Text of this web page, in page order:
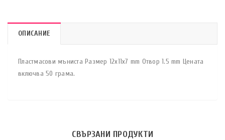
ОПИСАНИЕ
Пластмасови мъниста Размер 12х11х7 mm Отвор 1.5 mm Цената
включва 50 грама.
СВЪРЗАНИ ПРОДУКТИ